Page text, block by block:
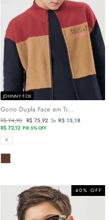
JOHNNY FOX
Gorro Dupla Face em Tr...
Preço
normal
R$ 94,90 Preço
promocional
R$ 75,92 5x R$ 15,18
R$ 72,12 PIX 5% OFF
TAMANHOS
P
COR
40% OFF